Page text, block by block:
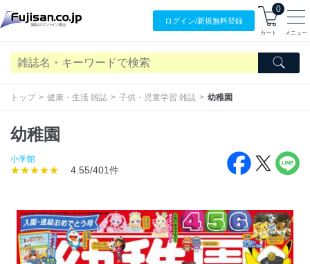
ログイン/新規無料登録
0
カート メニュー
トップ 健康・生活 雑誌 子供・児童学習 雑誌 幼稚園
幼稚園
小学館
★★★★★ 4.55/401件